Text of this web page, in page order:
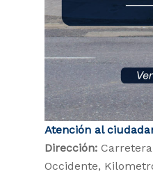
Atención al
Dirección:
Occidente,